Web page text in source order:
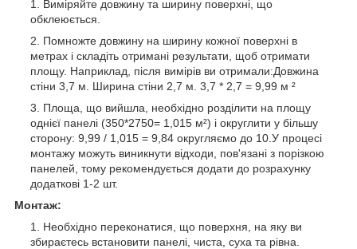
Виміряйте довжину та ширину поверхні, що
обклеюється.
Помножте довжину на ширину кожної поверхні в
метрах і складіть отримані результати, щоб отримати
площу. Наприклад, після вимірів ви отримали:Довжина
стіни 3,7 м. Ширина стіни 2,7 м. 3,7 * 2,7 = 9,99 м ²
Площа, що вийшла, необхідно розділити на площу
однієї панелі (350*2750= 1,015 м²) і округлити у більшу
сторону: 9,99 / 1,015 = 9,84 округляємо до 10.У процесі
монтажу можуть виникнути відходи, пов'язані з порізкою
панелей, тому рекомендується додати до розрахунку
додаткові 1-2 шт.
Монтаж:
Необхідно переконатися, що поверхня, на яку ви
збираєтесь встановити панелі, чиста, суха та рівна.